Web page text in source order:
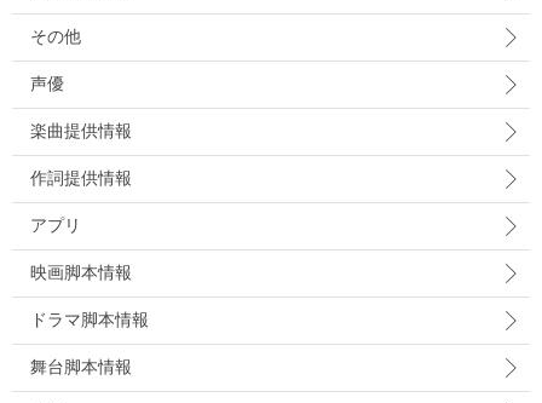
その他
声優
楽曲提供情報
作詞提供情報
アプリ
映画脚本情報
ドラマ脚本情報
舞台脚本情報